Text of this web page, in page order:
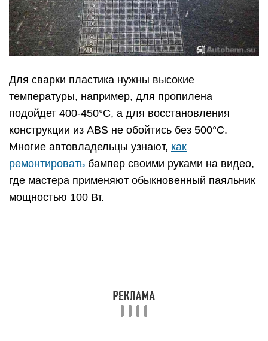
мощностью 100 Вт.
Сваркой лечатся практически любые поломки,
даже реанимируются выломанные детали.